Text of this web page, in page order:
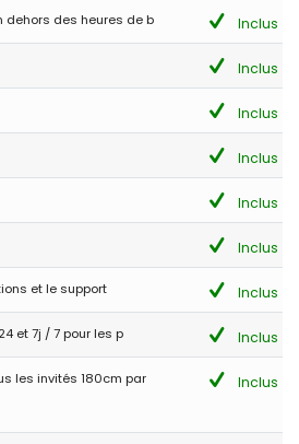
- Juillet 2018 - France :
sont agréables à vivre sauf l
Le quartier est calme et la
2017 - Espagne :
Amplia y muy confortable.
douillette. Large et très confortable.
- Octobre 2017 - Pays-Bas :
dehors des heures de b Inclus
Inclus
Inclus
Inclus
Inclus
Inclus
et le support Inclus
et 7j / 7 pour les p Inclus
les invités 180cm par
Inclus